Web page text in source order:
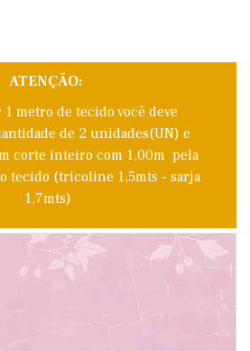
ATENÇÃO:
metro de tecido você deve
de 2 unidades(UN) e
corte inteiro com 1,00m pela
tecido (tricoline 1,5mts - sarja
1,7mts)